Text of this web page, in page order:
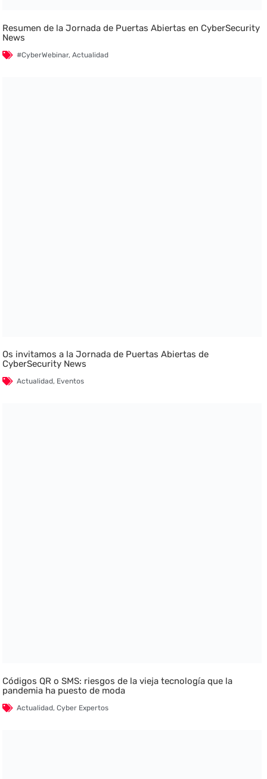
Resumen de la Jornada de Puertas Abiertas en CyberSecurity
News
#CyberWebinar,Actualidad
Os invitamos a la Jornada de Puertas Abiertas de
CyberSecurity News
Actualidad, Eventos
Códigos QR o SMS: riesgos de la vieja tecnología que la
pandemia ha puesto de moda
Actualidad,Cyber Expertos